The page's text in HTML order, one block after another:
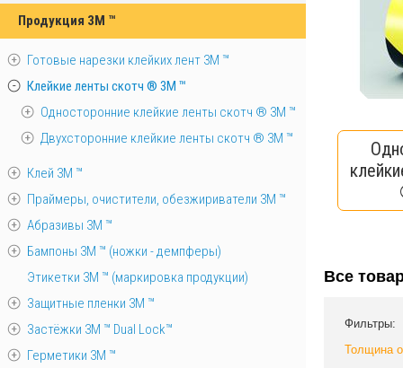
Все
Фильтры:
Толщина
Продукция 3M ™
Готовые нарезки клейких лент 3M ™
Клейкие ленты скотч ® 3M ™
Односторонние клейкие ленты скотч ® 3M ™
Двухсторонние клейкие ленты скотч ® 3M ™
Клей 3М ™
Праймеры, очистители, обезжириватели 3М ™
Абразивы 3М ™
Бампоны 3М ™ (ножки - демпферы)
Этикетки 3М ™ (маркировка продукции)
Защитные пленки 3М ™
Застёжки 3М ™ Dual Lock™
Герметики 3М ™